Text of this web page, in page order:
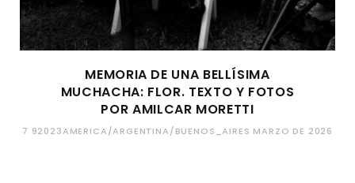
MEMORIA DE UNA BELLÍSIMA
MUCHACHA: FLOR. TEXTO Y FOTOS
POR AMILCAR MORETTI
7 92023AMERICA/ARGENTINA/BUENOS_AIRES MARZO DE 2026